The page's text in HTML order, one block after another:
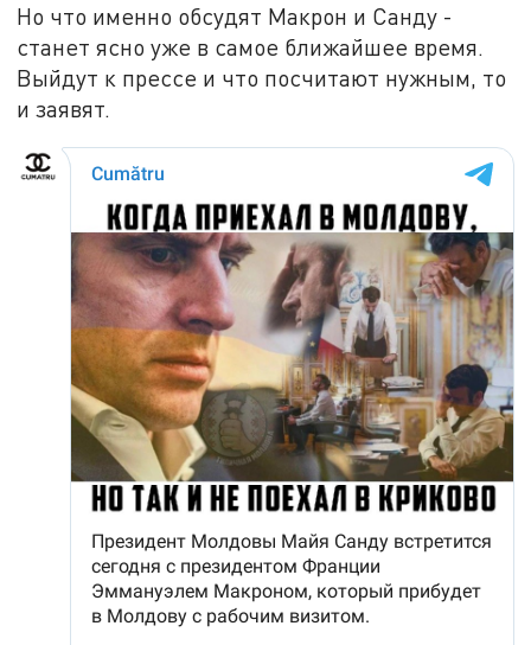
Но что именно обсудят Макрон и Санду -
станет ясно уже в самое ближайшее время.
Выйдут к прессе и что посчитают нужным, то
и заявят.